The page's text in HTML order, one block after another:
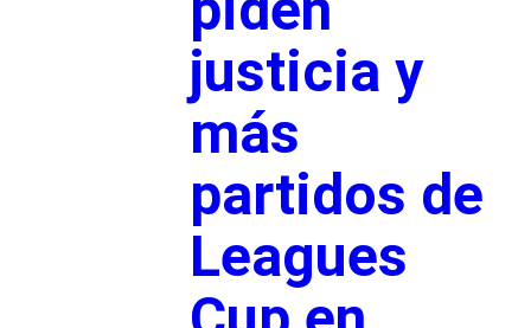
justicia y
más
partidos de
Leagues